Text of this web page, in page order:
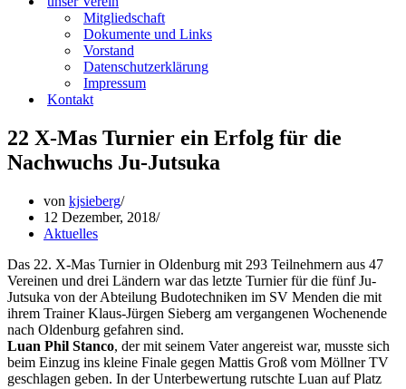
Mitgliedschaft
Dokumente und Links
Vorstand
Datenschutzerklärung
Impressum
Kontakt
22 X-Mas Turnier ein Erfolg für die
Nachwuchs Ju-Jutsuka
von kjsieberg
12 Dezember, 2018
Aktuelles
Das 22. X-Mas Turnier in Oldenburg mit 293 Teilnehmern aus 47
Vereinen und drei Ländern war das letzte Turnier für die fünf Ju-
Jutsuka von der Abteilung Budotechniken im SV Menden die mit
ihrem Trainer Klaus-Jürgen Sieberg am vergangenen Wochenende
nach Oldenburg gefahren sind.
Luan Phil Stanco, der mit seinem Vater angereist war, musste sich
beim Einzug ins kleine Finale gegen Mattis Groß vom Möllner TV
geschlagen geben. In der Unterbewertung rutschte Luan auf Platz